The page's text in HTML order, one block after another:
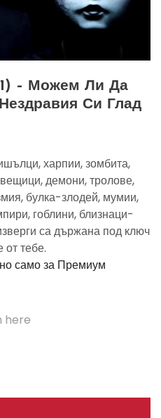
– Можем Ли Да
Си Глад
харпии, зомбита,
демони, тролове,
булка-злодей, мумии,
гоблини, близнаци-
са държана под ключ
от тебе.
само за Премиум
here